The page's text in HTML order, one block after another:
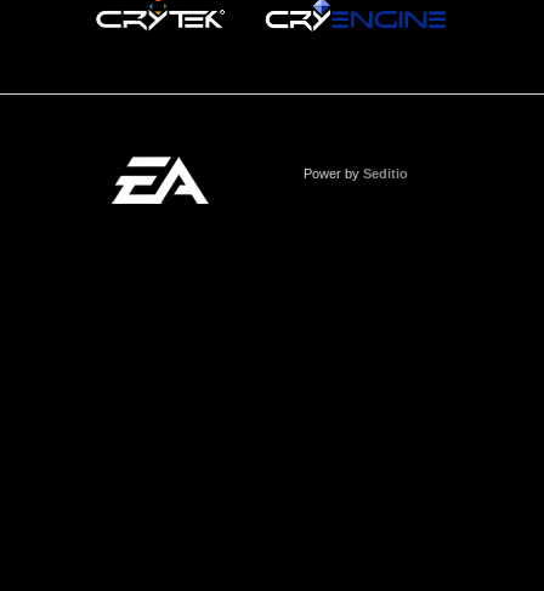
Power by Seditio